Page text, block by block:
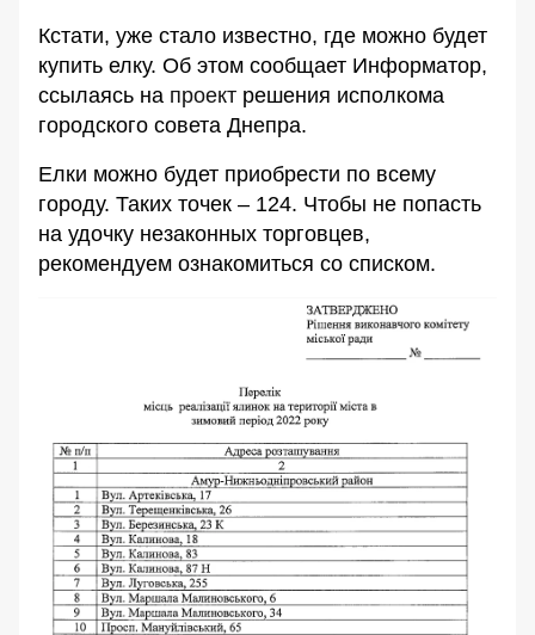
Кстати, уже стало известно, где можно будет
купить елку. Об этом сообщает Информатор,
ссылаясь на проект решения исполкома
городского совета Днепра.
Елки можно будет приобрести по всему
городу. Таких точек – 124. Чтобы не попасть
на удочку незаконных торговцев,
рекомендуем ознакомиться со списком.